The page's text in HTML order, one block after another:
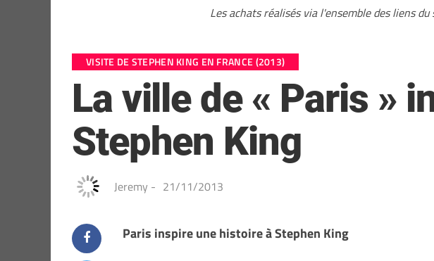
Les achats réalisés via l'ensemble des liens
VISITE DE STEPHEN KING EN FRANCE (2013)
La ville de « Paris »
Stephen King
Jeremy - 21/11/2013
Paris inspire une histoire à Stephen King